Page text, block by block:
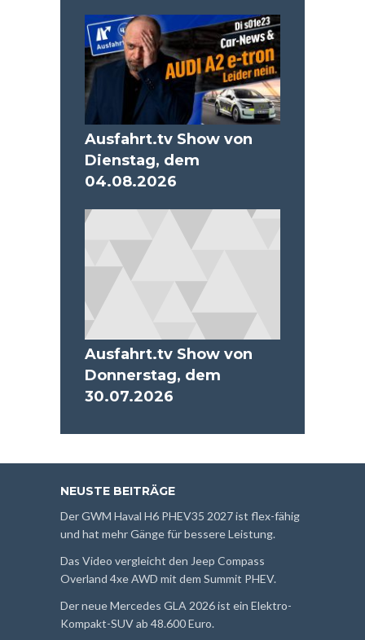
Ausfahrt.tv Show von
Dienstag, dem
04.08.2026
Ausfahrt.tv Show von
Donnerstag, dem
30.07.2026
NEUSTE BEITRÄGE
Der GWM Haval H6 PHEV35 2027 ist flex-fähig
und hat mehr Gänge für bessere Leistung.
Das Video vergleicht den Jeep Compass
Overland 4xe AWD mit dem Summit PHEV.
Der neue Mercedes GLA 2026 ist ein Elektro-
Kompakt-SUV ab 48.600 Euro.